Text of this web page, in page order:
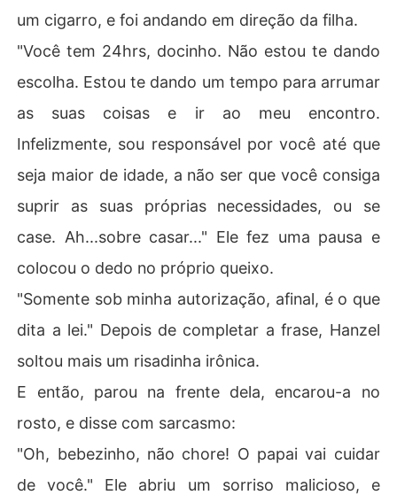
um cigarro, e foi andando em direção da filha.
"Você tem 24hrs, docinho. Não estou te dando
escolha. Estou te dando um tempo para arrumar
as suas coisas e ir ao meu encontro.
Infelizmente, sou responsável por você até que
seja maior de idade, a não ser que você consiga
suprir as suas próprias necessidades, ou se
case. Ah...sobre casar..." Ele fez uma pausa e
colocou o dedo no próprio queixo.
"Somente sob minha autorização, afinal, é o que
dita a lei." Depois de completar a frase, Hanzel
soltou mais um risadinha irônica.
E então, parou na frente dela, encarou-a no
rosto, e disse com sarcasmo:
"Oh, bebezinho, não chore! O papai vai cuidar
de você." Ele abriu um sorriso malicioso, e